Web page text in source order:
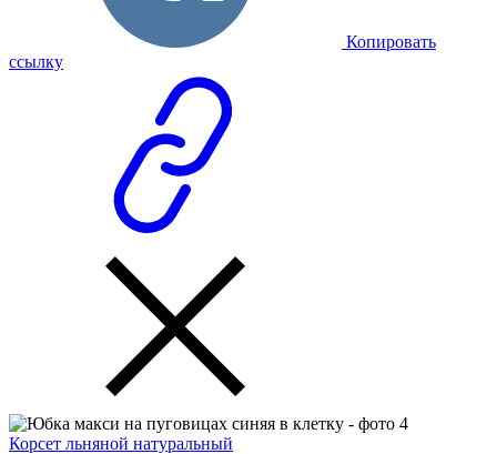
Копировать
ссылку
Корсет льняной натуральный